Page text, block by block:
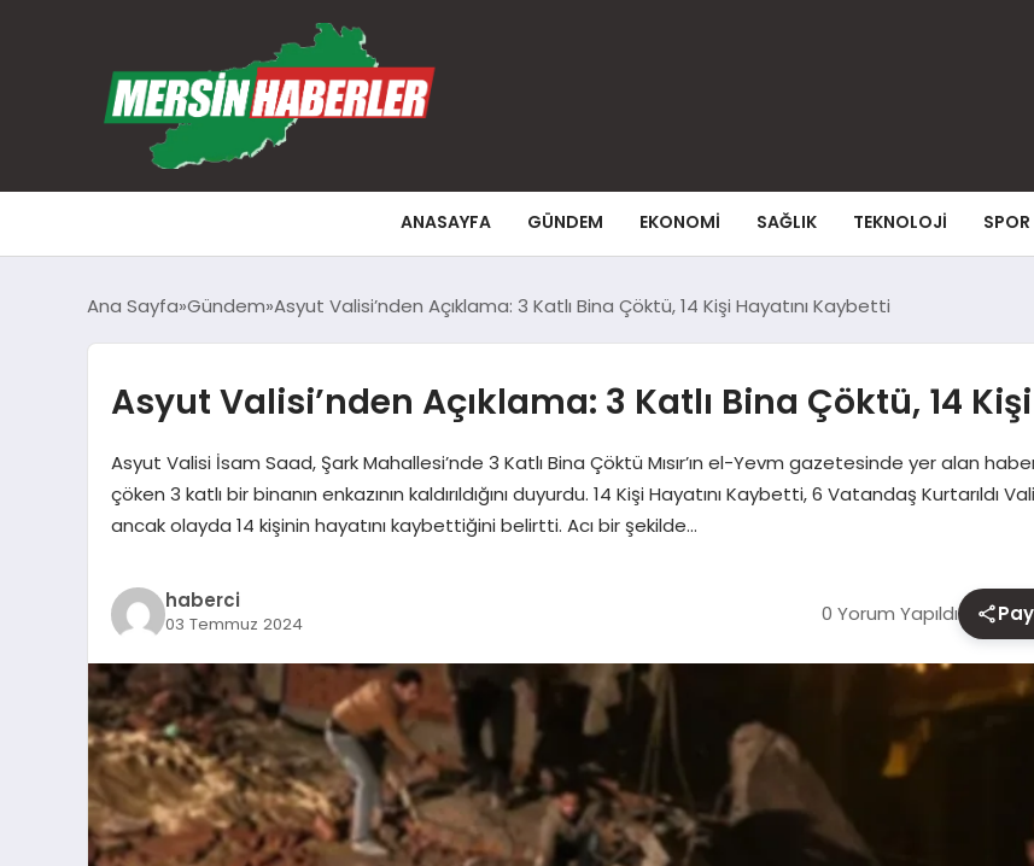
ANASAYFA GÜNDEM EKONOMI SAĞLIK TEKNOLOJI SPOR
Ana Sayfa Gündem Asyut Valisi’nden Açıklama: 3 Katlı Bina Çöktü, 14 Kişi Hayatını Kaybetti
Asyut Valisi’nden Açıklama: 3 Katlı Bina Çöktü, 14
Asyut Valisi İsam Saad, Şark Mahallesi’nde 3 Katlı Bina Çöktü Mısır’ın el-Yevm gazetesinde yer alan
çöken 3 katlı bir binanın enkazının kaldırıldığını duyurdu. 14 Kişi Hayatını Kaybetti, 6 Vatandaş Kurtarıldı
ancak olayda 14 kişinin hayatını kaybettiğini belirtti. Acı bir şekilde…
haberci
03 Temmuz 2024 0 Yorum Yapıldı